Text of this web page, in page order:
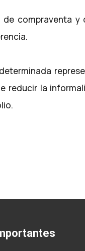
compraventa
reducir la